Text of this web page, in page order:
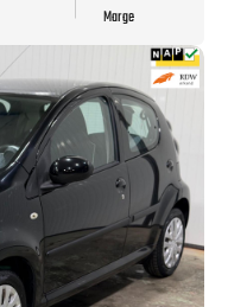
Marge